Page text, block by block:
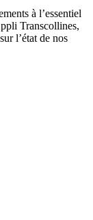
à l’essentiel
Transcollines,
l’état de nos